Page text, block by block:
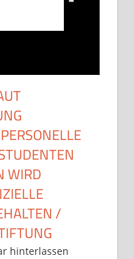
WIRD
/
Becker
hinterlassen